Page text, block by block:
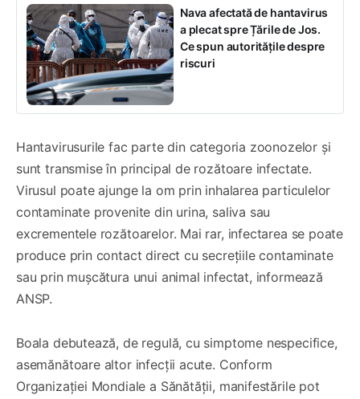
Nava afectată de hantavirus
a plecat spre Țările de Jos.
Ce spun autoritățile despre
riscuri
Hantavirusurile fac parte din categoria zoonozelor și
sunt transmise în principal de rozătoare infectate.
Virusul poate ajunge la om prin inhalarea particulelor
contaminate provenite din urina, saliva sau
excrementele rozătoarelor. Mai rar, infectarea se poate
produce prin contact direct cu secrețiile contaminate
sau prin mușcătura unui animal infectat, informează
ANSP.
Boala debutează, de regulă, cu simptome nespecifice,
asemănătoare altor infecții acute. Conform
Organizației Mondiale a Sănătății, manifestările pot